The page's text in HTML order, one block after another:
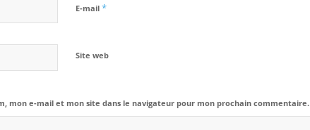
E-mail *
Site web
mon e-mail et mon site dans le navigateur pour mon prochain commentaire.